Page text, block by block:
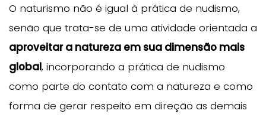
O naturismo não é igual à prática de nudismo,
senão que trata-se de uma atividade orientada a
aproveitar a natureza em sua dimensão mais
global, incorporando a prática de nudismo
como parte do contato com a natureza e como
forma de gerar respeito em direção as demais